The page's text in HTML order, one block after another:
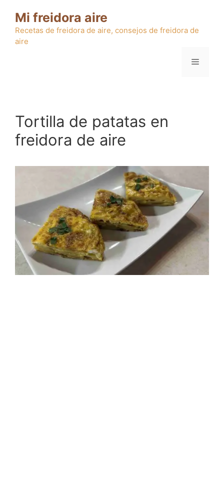
contenido
Mi freidora aire
Recetas de freidora de aire, consejos de freidora de
aire
Menú
Tortilla de patatas en
freidora de aire